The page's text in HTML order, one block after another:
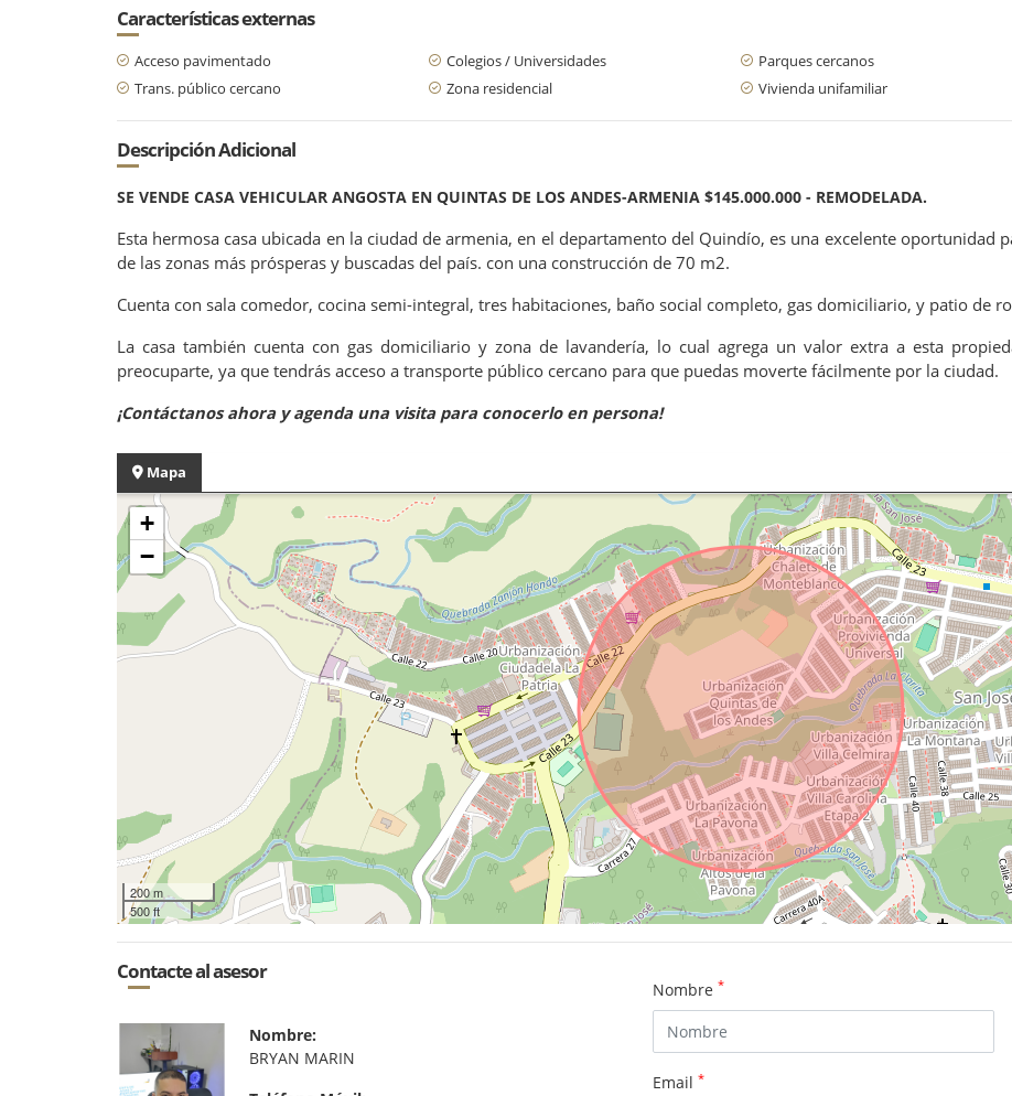
Características externas
Acceso pavimentado Colegios / Universidades Parques cercanos
Trans. público cercano
Zona residencial Vivienda unifamiliar
Descripción Adicional
SE VENDE CASA VEHICULAR ANGOSTA EN QUINTAS DE LOS ANDES-ARMENIA $145.000.000 - REMODELADA.
Esta hermosa casa ubicada en la ciudad de armenia, en el departamento del Quindío, es una excelente oportunidad
de las zonas más prósperas y buscadas del país. con una construcción de 70 m2.
Cuenta con sala comedor, cocina semi-integral, tres habitaciones, baño social completo, gas domiciliario, y patio de
La casa también cuenta con gas domiciliario y zona de lavandería, lo cual agrega un valor extra a esta
preocuparte, ya que tendrás acceso a transporte público cercano para que puedas moverte fácilmente por la ciudad.
¡Contáctanos ahora y agenda una visita para conocerlo en persona!
Mapa
+
−
200 m
500 ft
Contacte al asesor
Nombre:
BRYAN MARIN
Nombre *
Email *